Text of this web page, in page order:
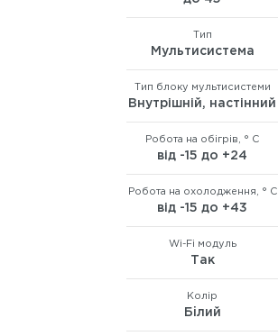
Тип
Мультисистема
Тип блоку мультисистеми
Внутрішній, настінний
Робота на обігрів, ° C
від -15 до +24
Робота на охолодження, ° C
від -15 до +43
Wi-Fi модуль
Так
Колір
Бiлий